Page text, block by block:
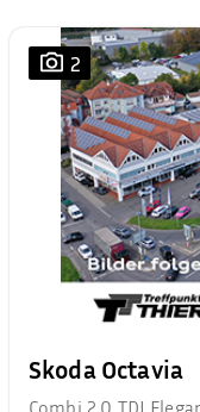
2
Skoda Octavia
Combi 2.0 TDI